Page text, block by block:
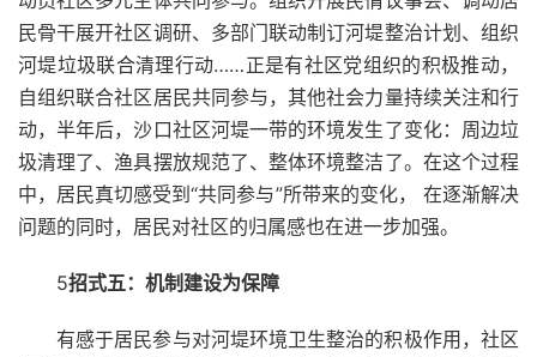
民骨干展开社区调研、多部门联动制订河堤整治计划、组织
河堤垃圾联合清理行动……正是有社区党组织的积极推动，
自组织联合社区居民共同参与，其他社会力量持续关注和行
动，半年后，沙口社区河堤一带的环境发生了变化：周边垃
圾清理了、渔具摆放规范了、整体环境整洁了。在这个过程
中，居民真切感受到“共同参与”所带来的变化， 在逐渐解决
问题的同时，居民对社区的归属感也在进一步加强。
5招式五：机制建设为保障
有感于居民参与对河堤环境卫生整治的积极作用，社区